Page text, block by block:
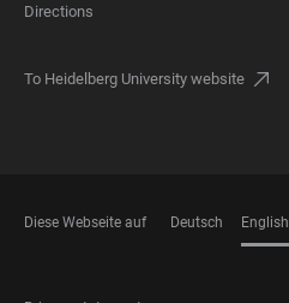
Directions
To Heidelberg University website
Diese Webseite auf Deutsch English